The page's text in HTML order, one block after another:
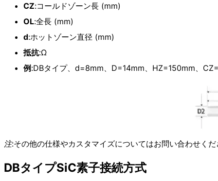
CZ:コールドゾーン長 (mm)
OL:全長 (mm)
d:ホットゾーン直径 (mm)
抵抗:Ω
例 :DBタイプ、d=8mm、D=14mm、HZ=150mm、
注:その他の仕様やカスタマイズについてはお問い合わせく
DBタイプSiC素子接続方式